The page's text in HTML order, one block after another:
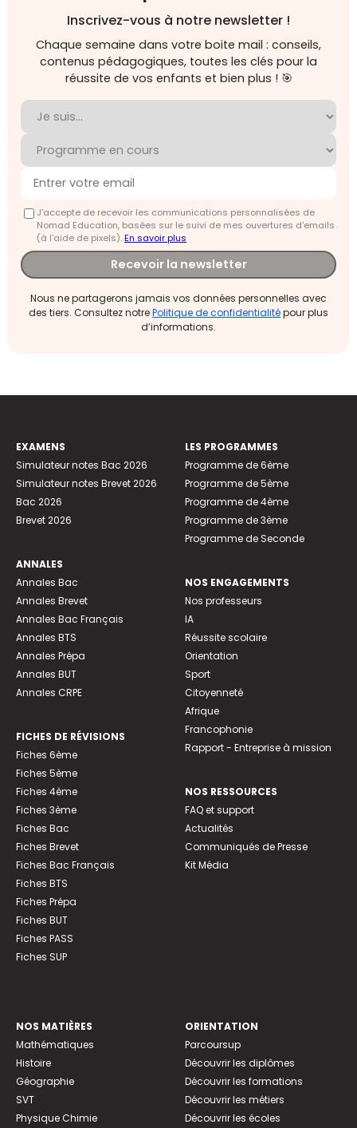
Inscrivez-vous à notre newsletter !
Chaque semaine dans votre boite mail : conseils,
contenus pédagogiques, toutes les clés pour la
réussite de vos enfants et bien plus ! 🎯
J'accepte de recevoir les communications personnalisées de
Nomad Education, basées sur le suivi de mes ouvertures d'emails
(à l’aide de pixels).En savoir plus
Recevoir la newsletter
Nous ne partagerons jamais vos données personnelles avec
des tiers. Consultez notrePolitique de confidentialitépour plus
d’informations.
EXAMENS
Simulateur notes Bac 2026
Simulateur notes Brevet 2026
Bac 2026
Brevet 2026
ANNALES
Annales Bac
Annales Brevet
Annales Bac Français
Annales BTS
Annales Prépa
Annales BUT
Annales CRPE
FICHES DE RÉVISIONS
Fiches 6ème
Fiches 5ème
Fiches 4ème
Fiches 3ème
Fiches Bac
Fiches Brevet
Fiches Bac Français
Fiches BTS
Fiches Prépa
Fiches BUT
Fiches PASS
Fiches SUP
LES PROGRAMMES
Programme de 6ème
Programme de 5ème
Programme de 4ème
Programme de 3ème
Programme de Seconde
NOS ENGAGEMENTS
Nos professeurs
IA
Réussite scolaire
Orientation
Sport
Citoyenneté
Afrique
Francophonie
Rapport - Entreprise à mission
NOS RESSOURCES
FAQ et support
Actualités
Communiqués de Presse
Kit Média
NOS MATIÈRES
Mathématiques
Histoire
Géographie
SVT
Physique Chimie
ORIENTATION
Parcoursup
Découvrir les diplômes
Découvrir les formations
Découvrir les métiers
Découvrir les écoles